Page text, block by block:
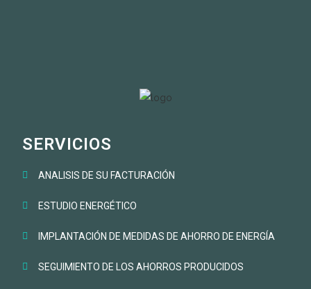
SERVICIOS
ANALISIS DE SU FACTURACIÓN
ESTUDIO ENERGÉTICO
IMPLANTACIÓN DE MEDIDAS DE AHORRO DE ENERGÍA
SEGUIMIENTO DE LOS AHORROS PRODUCIDOS